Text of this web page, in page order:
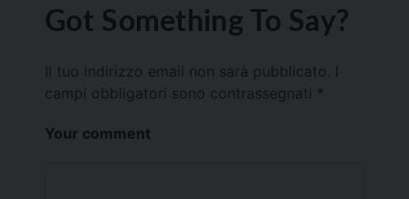
Got Something To Say?
Il tuo indirizzo email non sarà pubblicato.
campi obbligatori sono contrassegnati *
Your comment